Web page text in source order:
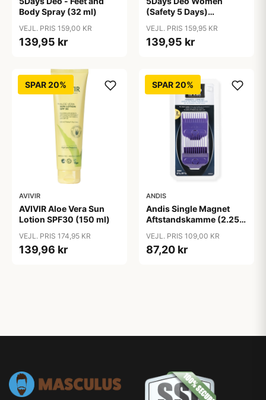
Body Spray (32 ml)
VEJL. PRIS 159,00 KR
139,95 kr
(Safety 5 Days)
VEJL. PRIS 159,95 KR
139,95 kr
SPAR 20%
AVIVIR
AVIVIR Aloe Vera Sun
Lotion SPF30 (150 ml)
VEJL. PRIS 174,95 KR
139,96 kr
SPAR 20%
ANDIS
Andis Single Magnet
Aftstandskamme (2.25
VEJL. PRIS 109,00 KR
87,20 kr